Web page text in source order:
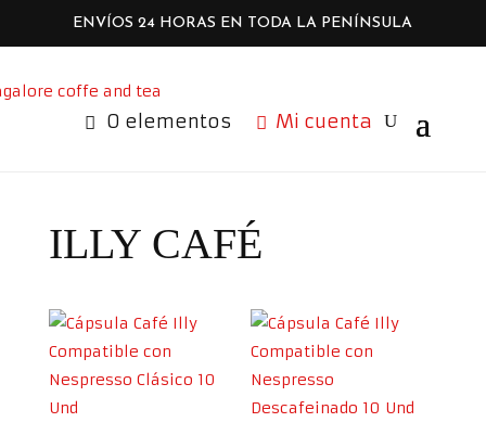
ENVÍOS 24 HORAS EN TODA LA PENÍNSULA
0 elementos Mi cuenta
ILLY CAFÉ